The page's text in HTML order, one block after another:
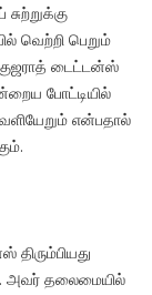
வெற்றி பெறும்
டைட்டன்ஸ்
போட்டியில்
என்பதால்
அவர் தலைமையில்